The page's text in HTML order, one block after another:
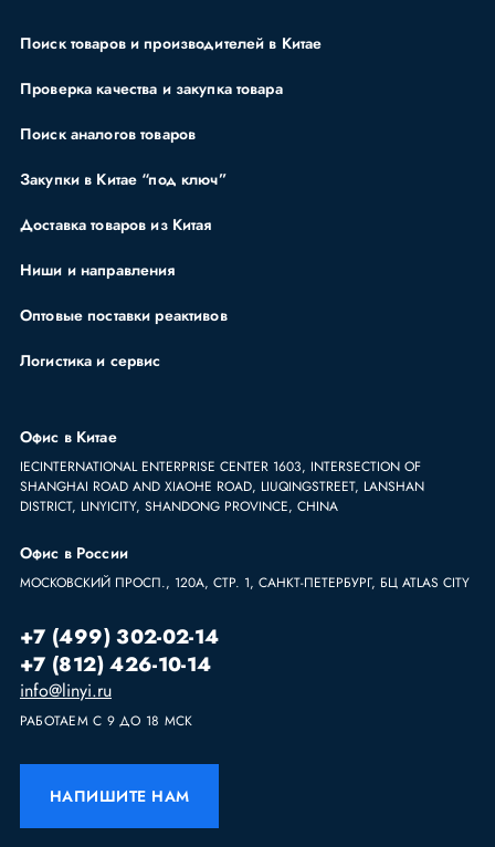
Поиск товаров и производителей в Китае
Проверка качества и закупка товара
Поиск аналогов товаров
Закупки в Китае “под ключ”
Доставка товаров из Китая
Ниши и направления
Оптовые поставки реактивов
Логистика и сервис
Офис в Китае
IECINTERNATIONAL ENTERPRISE CENTER 1603, INTERSECTION OF
SHANGHAI ROAD AND XIAOHE ROAD, LIUQINGSTREET, LANSHAN
DISTRICT, LINYICITY, SHANDONG PROVINCE, CHINA
Офис в России
МОСКОВСКИЙ ПРОСП., 120А, СТР. 1, САНКТ-ПЕТЕРБУРГ, БЦ ATLAS CITY
+7 (499) 302-02-14
+7 (812) 426-10-14
info@linyi.ru
РАБОТАЕМ С 9 ДО 18 МСК
НАПИШИТЕ НАМ